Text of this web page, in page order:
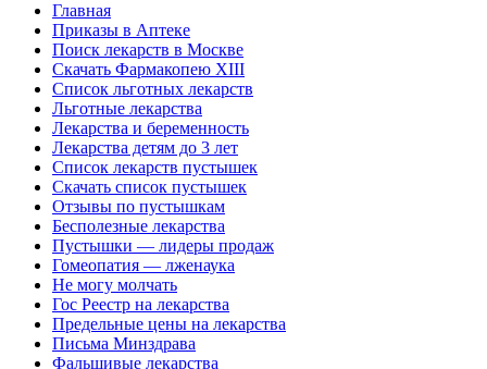
Главная
Приказы в Аптеке
Поиск лекарств в Москве
Скачать Фармакопею XIII
Список льготных лекарств
Льготные лекарства
Лекарства и беременность
Лекарства детям до 3 лет
Список лекарств пустышек
Скачать список пустышек
Отзывы по пустышкам
Бесполезные лекарства
Пустышки — лидеры продаж
Гомеопатия — лженаука
Не могу молчать
Гос Реестр на лекарства
Предельные цены на лекарства
Письма Минздрава
Фальшивые лекарства